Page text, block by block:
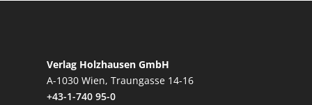
Verlag Holzhausen GmbH
A-1030 Wien, Traungasse 14-16
+43-1-740 95-0